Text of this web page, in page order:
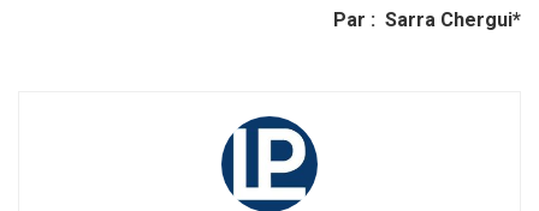
Par : Sarra Chergui*